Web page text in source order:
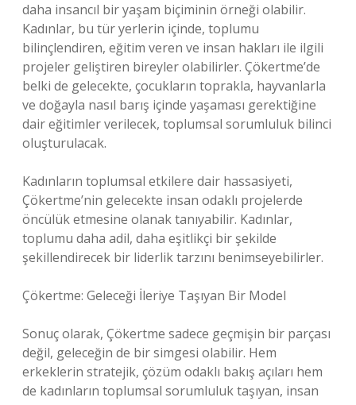
daha insancıl bir yaşam biçiminin örneği olabilir.
Kadınlar, bu tür yerlerin içinde, toplumu
bilinçlendiren, eğitim veren ve insan hakları ile ilgili
projeler geliştiren bireyler olabilirler. Çökertme’de
belki de gelecekte, çocukların toprakla, hayvanlarla
ve doğayla nasıl barış içinde yaşaması gerektiğine
dair eğitimler verilecek, toplumsal sorumluluk bilinci
oluşturulacak.
Kadınların toplumsal etkilere dair hassasiyeti,
Çökertme’nin gelecekte insan odaklı projelerde
öncülük etmesine olanak tanıyabilir. Kadınlar,
toplumu daha adil, daha eşitlikçi bir şekilde
şekillendirecek bir liderlik tarzını benimseyebilirler.
Çökertme: Geleceği İleriye Taşıyan Bir Model
Sonuç olarak, Çökertme sadece geçmişin bir parçası
değil, geleceğin de bir simgesi olabilir. Hem
erkeklerin stratejik, çözüm odaklı bakış açıları hem
de kadınların toplumsal sorumluluk taşıyan, insan